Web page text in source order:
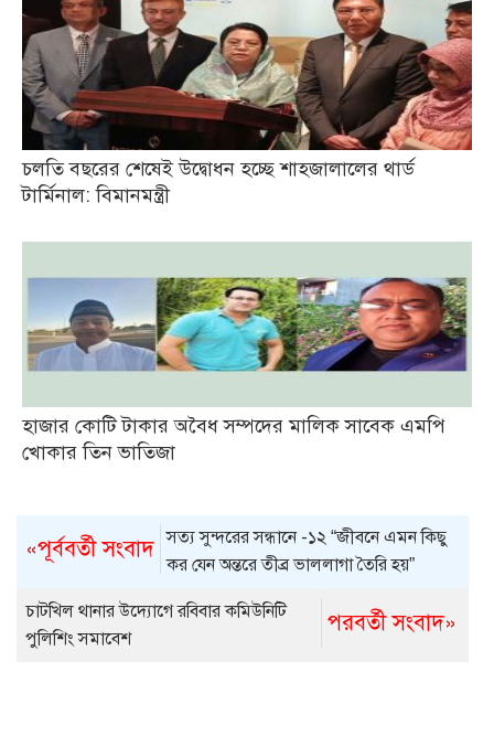
চলতি বছরের শেষেই উদ্বোধন হচ্ছে শাহজালালের থার্ড
টার্মিনাল: বিমানমন্ত্রী
হাজার কোটি টাকার অবৈধ সম্পদের মালিক সাবেক এমপি
খোকার তিন ভাতিজা
«পূর্ববর্তী সংবাদ সত্য সুন্দরের সন্ধানে -১২ “জীবনে এমন কিছু
কর যেন অন্তরে তীব্র ভাললাগা তৈরি হয়”
পরবর্তী সংবাদ»
চাটখিল থানার উদ্যোগে রবিবার কমিউনিটি
পুলিশিং সমাবেশ